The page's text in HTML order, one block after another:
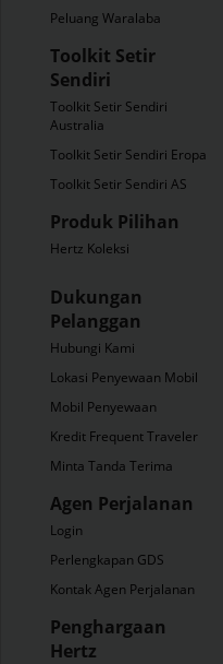
Peluang Waralaba
Toolkit Setir
Sendiri
Toolkit Setir Sendiri
Australia
Toolkit Setir Sendiri Eropa
Toolkit Setir Sendiri AS
Produk Pilihan
Hertz Koleksi
Dukungan
Pelanggan
Hubungi Kami
Lokasi Penyewaan Mobil
Mobil Penyewaan
Kredit Frequent Traveler
Minta Tanda Terima
Agen Perjalanan
Login
Perlengkapan GDS
Kontak Agen Perjalanan
Penghargaan
Hertz